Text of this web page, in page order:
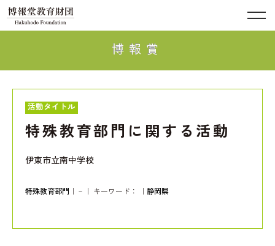
博報賞
活動タイトル
特殊教育部門に関する活動
伊東市立南中学校
特殊教育部門 ｜－｜ キーワード： 静岡県